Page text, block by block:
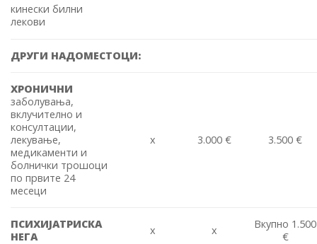
кинески билни
лекови
ДРУГИ НАДОМЕСТОЦИ:
ХРОНИЧНИ
заболувања,
вклучително и
консултации,
лекување,
медикаменти и
болнички трошоци
по првите 24
месеци
x 3.000 € 3.500 €
ПСИХИЈАТРИСКА
НЕГА
x x
Вкупно 1.500
€